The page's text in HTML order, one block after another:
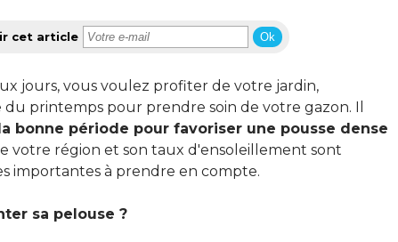
cet article Ok
jours, vous voulez profiter de votre jardin,
printemps pour prendre soin de votre gazon. Il
bonne période pour favoriser une pousse dense
votre région et son taux d'ensoleillement sont
importantes à prendre en compte.
sa pelouse ?